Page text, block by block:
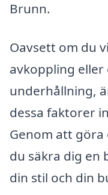
Brunn.
Oavsett om du
avkoppling
underhållning,
dessa faktorer
Genom att
du säkra dig en
din stil och din